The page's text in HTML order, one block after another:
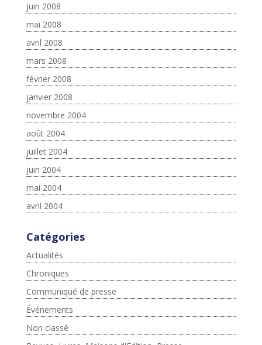
juin 2008
mai 2008
avril 2008
mars 2008
février 2008
janvier 2008
novembre 2004
août 2004
juillet 2004
juin 2004
mai 2004
avril 2004
Catégories
Actualités
Chroniques
Communiqué de presse
Événements
Non classé